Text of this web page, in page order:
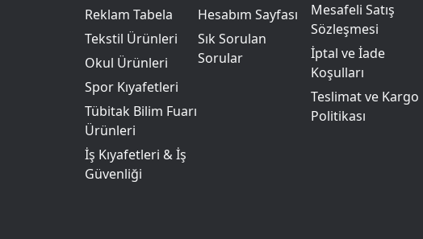
Reklam Tabela
Tekstil Ürünleri
Okul Ürünleri
Spor Kıyafetleri
Tübitak Bilim Fuarı
Ürünleri
İş Kıyafetleri & İş
Güvenliği
Hesabım Sayfası
Sık Sorulan
Sorular
Mesafeli Satış
Sözleşmesi
İptal ve İade
Koşulları
Teslimat ve Kargo
Politikası